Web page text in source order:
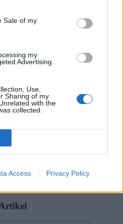
Sale of my
my
Advertising.
Use,
Sharing of my
with the
collected.
Access Privacy Policy
offiziell enthüllt: Diese 3 Spiele
gibt es jetzt gratis
Update – Zahlreiche Fehler behoben
– PS5 erreicht 95,3